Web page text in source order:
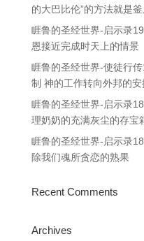
的大巴比伦”的方法就是
睚鲁的圣经世界-启示录
恩接近完成时天上的情景
睚鲁的圣经世界-使徒行
制 神的工作转向外邦的安
睚鲁的圣经世界-启示录
理奶奶的充满灰尘的存宝
睚鲁的圣经世界-启示录
除我们魂所贪恋的熟果
Recent Comments
Archives